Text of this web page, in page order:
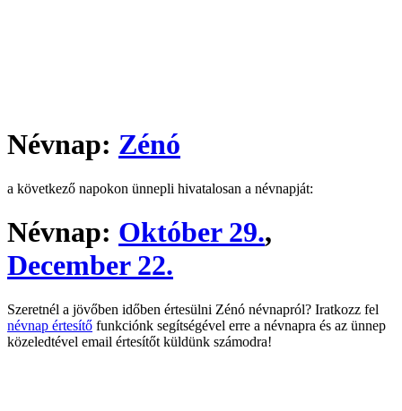
Névnap: Zénó
a következő napokon ünnepli hivatalosan a névnapját:
Névnap: Október 29.,
December 22.
Szeretnél a jövőben időben értesülni Zénó névnapról? Iratkozz fel
névnap értesítő funkciónk segítségével erre a névnapra és az ünnep
közeledtével email értesítőt küldünk számodra!